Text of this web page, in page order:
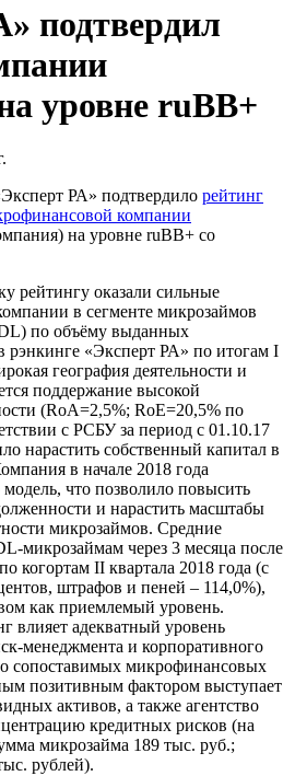
подтвердил
уровне ruBB+
РА» подтвердило рейтинг
компании
на уровне ruBB+ со
рейтингу оказали сильные
в сегменте микрозаймов
по объёму выданных
рэнкинге «Эксперт РА» по итогам I
география деятельности и
поддержание высокой
(RoA=2,5%; RoE=20,5% по
с РСБУ за период с 01.10.17
нарастить собственный капитал в
в начале 2018 года
что позволило повысить
и нарастить масштабы
микрозаймов. Средние
микрозаймам через 3 месяца после
когортам II квартала 2018 года (с
штрафов и пеней – 114,0%),
как приемлемый уровень.
влияет адекватный уровень
менеджмента и корпоративного
сопоставимых микрофинансовых
позитивным фактором выступает
активов, а также агентство
кредитных рисков (на
микрозайма 189 тыс. руб.;
рублей).